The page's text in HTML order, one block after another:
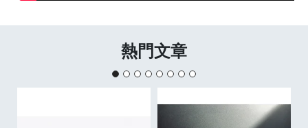
熱門文章